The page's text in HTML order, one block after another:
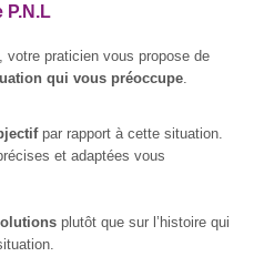
P.N.L
votre praticien vous propose de
qui vous préoccupe
par rapport à cette situation.
et adaptées vous
plutôt que sur l’histoire qui